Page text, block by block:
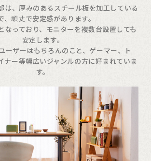
、厚みのあるスチール板を加工している
、頑丈で安定感があります。
なっており、モニターを複数台設置しても
安定します。
ーザーはもちろんのこと、ゲーマー、ト
ナー等幅広いジャンルの方に好まれていま
す。